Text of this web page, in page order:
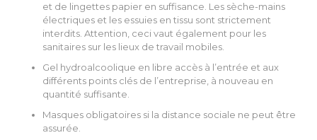
et de lingettes papier en suffisance. Les sèche-mains
électriques et les essuies en tissu sont strictement
interdits. Attention, ceci vaut également pour les
sanitaires sur les lieux de travail mobiles.
Gel hydroalcoolique en libre accès à l’entrée et aux
différents points clés de l’entreprise, à nouveau en
quantité suffisante.
Masques obligatoires si la distance sociale ne peut être
assurée.